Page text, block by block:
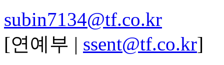
subin7134@tf.co.kr
[연예부 | ssent@tf.co.kr]